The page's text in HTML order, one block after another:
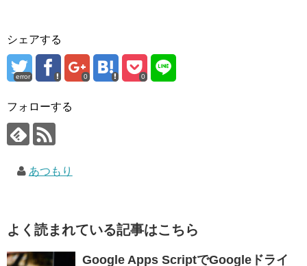
シェアする
error 0 0
フォローする
あつもり
よく読まれている記事はこちら
Google Apps ScriptでGoogleドライ